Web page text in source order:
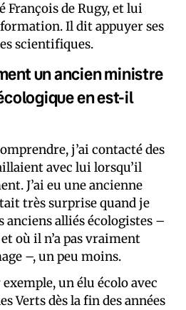
François de Rugy, et lui
Il dit appuyer ses
scientifiques.
un ancien ministre
en est-il
j’ai contacté des
avec lui lorsqu’il
J’ai eu une ancienne
très surprise quand je
anciens alliés écologistes –
où il n’a pas vraiment
–, un peu moins.
un élu écolo avec
Verts dès la fin des années